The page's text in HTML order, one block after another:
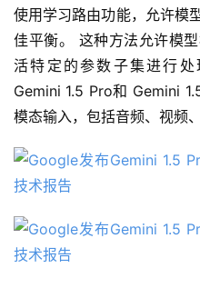
开
源
项
目
应
用
使用学习路由功能，允许模
佳平衡。 这种方法允许模
活特定的参数子集进行处
Gemini 1.5 Pro和 Gemini
模态输入，包括音频、视频